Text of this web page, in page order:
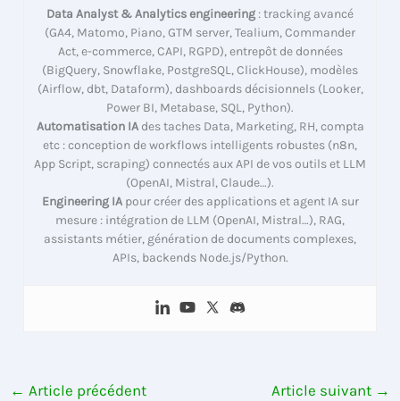
Data Analyst & Analytics engineering : tracking avancé
(GA4, Matomo, Piano, GTM server, Tealium, Commander
Act, e-commerce, CAPI, RGPD), entrepôt de données
(BigQuery, Snowflake, PostgreSQL, ClickHouse), modèles
(Airflow, dbt, Dataform), dashboards décisionnels (Looker,
Power BI, Metabase, SQL, Python).
Automatisation IAdes taches Data, Marketing, RH, compta
etc : conception de workflows intelligents robustes (n8n,
App Script, scraping) connectés aux API de vos outils et LLM
(OpenAI, Mistral, Claude…).
Engineering IApour créer des applications et agent IA sur
mesure : intégration de LLM (OpenAI, Mistral…), RAG,
assistants métier, génération de documents complexes,
APIs, backends Node.js/Python.
← Article précédent Article suivant →